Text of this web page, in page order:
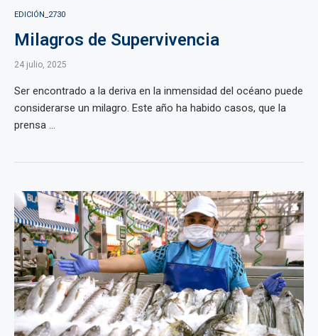
EDICIÓN_2730
Milagros de Supervivencia
24 julio, 2025
Ser encontrado a la deriva en la inmensidad del océano puede
considerarse un milagro. Este año ha habido casos, que la
prensa ...